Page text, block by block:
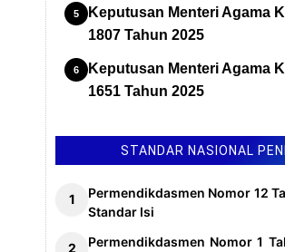
Keputusan Menteri Agama
1807 Tahun 2025
Keputusan Menteri Agama
1651 Tahun 2025
STANDAR NASIONAL
Permendikdasmen Nomor 12
Standar Isi
Permendikdasmen Nomor 1